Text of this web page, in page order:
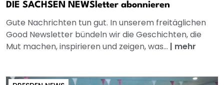
DIE SACHSEN NEWSletter abonnieren
Gute Nachrichten tun gut. In unserem freitäglichen
Good Newsletter bündeln wir die Geschichten, die
Mut machen, inspirieren und zeigen, was... | mehr